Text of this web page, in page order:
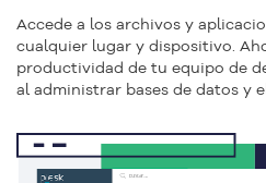
Accede a los archivos y
cualquier lugar y dispositivo.
productividad de tu equipo de
al administrar bases de datos y